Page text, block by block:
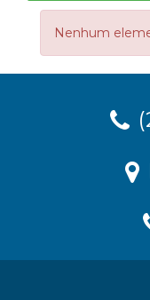
Nenhum